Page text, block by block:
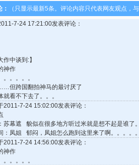
： （只显示最新5条。评论内容只代表网友观点，
7-24 17:21:00发表评论：
作中谈到:】
神作
。。。。
但跨国翻拍神马的最讨厌了
就看不下去了。。。
2011-7-24 15:02:00发表评论：
苏幕遮 貌似在很多地方听过米就是想不起是谁了
：凤姐 郁闷，凤姐怎么跑到这里来了啊。。。。
2011-7-24 14:56:00发表评论：
神作
。。。。